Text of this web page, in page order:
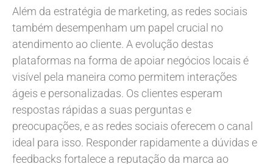
Além da estratégia de marketing, as redes sociais
também desempenham um papel crucial no
atendimento ao cliente. A evolução destas
plataformas na forma de apoiar negócios locais é
visível pela maneira como permitem interações
ágeis e personalizadas. Os clientes esperam
respostas rápidas a suas perguntas e
preocupações, e as redes sociais oferecem o canal
ideal para isso. Responder rapidamente a dúvidas e
feedbacks fortalece a reputação da marca ao